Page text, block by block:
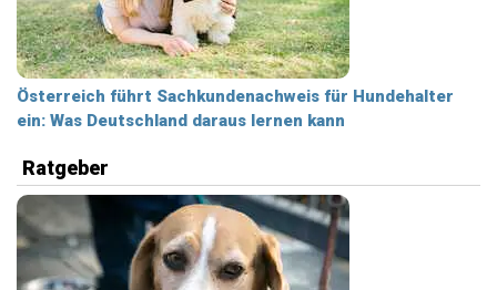
Österreich führt Sachkundenachweis für Hundehalter
ein: Was Deutschland daraus lernen kann
Ratgeber